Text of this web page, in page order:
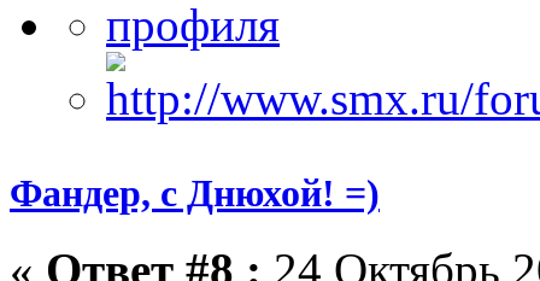
Фандер, с Днюхой! =)
« Ответ #8 : 24 Октябрь